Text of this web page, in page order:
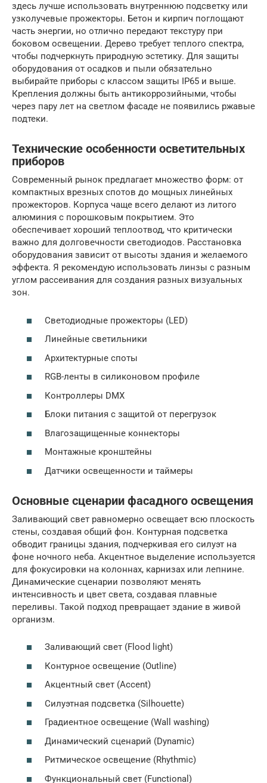
здесь лучше использовать внутреннюю подсветку или
узколучевые прожекторы. Бетон и кирпич поглощают
часть энергии, но отлично передают текстуру при
боковом освещении. Дерево требует теплого спектра,
чтобы подчеркнуть природную эстетику. Для защиты
оборудования от осадков и пыли обязательно
выбирайте приборы с классом защиты IP65 и выше.
Крепления должны быть антикоррозийными, чтобы
через пару лет на светлом фасаде не появились ржавые
подтеки.
Технические особенности осветительных
приборов
Современный рынок предлагает множество форм: от
компактных врезных спотов до мощных линейных
прожекторов. Корпуса чаще всего делают из литого
алюминия с порошковым покрытием. Это
обеспечивает хороший теплоотвод, что критически
важно для долговечности светодиодов. Расстановка
оборудования зависит от высоты здания и желаемого
эффекта. Я рекомендую использовать линзы с разным
углом рассеивания для создания разных визуальных
зон.
Светодиодные прожекторы (LED)
Линейные светильники
Архитектурные споты
RGB-ленты в силиконовом профиле
Контроллеры DMX
Блоки питания с защитой от перегрузок
Влагозащищенные коннекторы
Монтажные кронштейны
Датчики освещенности и таймеры
Основные сценарии фасадного освещения
Заливающий свет равномерно освещает всю плоскость
стены, создавая общий фон. Контурная подсветка
обводит границы здания, подчеркивая его силуэт на
фоне ночного неба. Акцентное выделение используется
для фокусировки на колоннах, карнизах или лепнине.
Динамические сценарии позволяют менять
интенсивность и цвет света, создавая плавные
переливы. Такой подход превращает здание в живой
организм.
Заливающий свет (Flood light)
Контурное освещение (Outline)
Акцентный свет (Accent)
Силуэтная подсветка (Silhouette)
Градиентное освещение (Wall washing)
Динамический сценарий (Dynamic)
Ритмическое освещение (Rhythmic)
Функциональный свет (Functional)